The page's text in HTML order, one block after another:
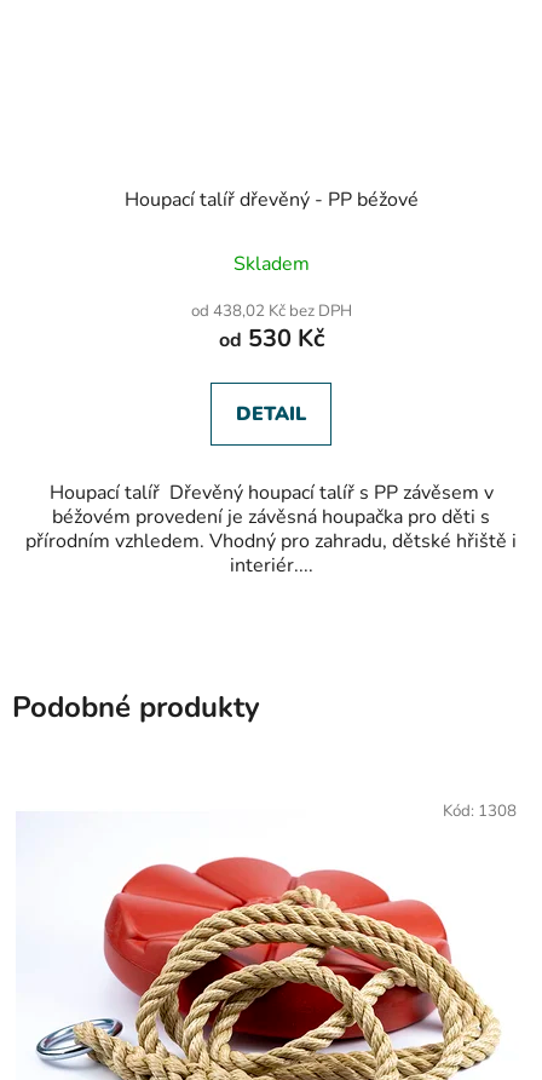
Houpací talíř dřevěný - PP béžové
Skladem
od 438,02 Kč bez DPH
od 530 Kč
DETAIL
Houpací talíř Dřevěný houpací talíř s PP závěsem v
béžovém provedení je závěsná houpačka pro děti s
přírodním vzhledem. Vhodný pro zahradu, dětské hřiště i
interiér....
Podobné produkty
Kód: 1308